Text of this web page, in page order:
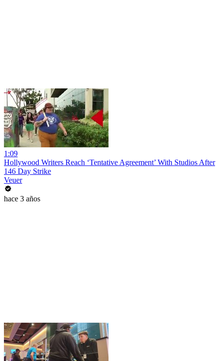
1:09
Hollywood Writers Reach ‘Tentative Agreement’ With Studios After
146 Day Strike
Veuer
hace 3 años